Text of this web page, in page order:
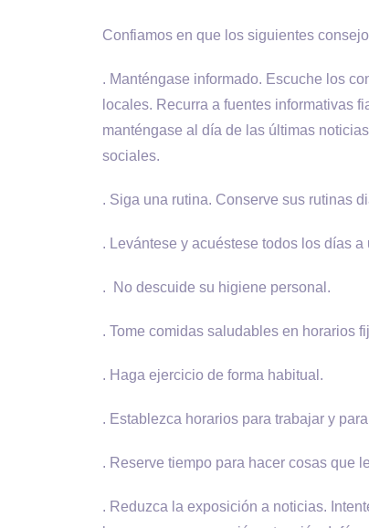
Confiamos en que los siguientes
. Manténgase informado. Escuche los
locales. Recurra a fuentes informativas
manténgase al día de las últimas
sociales.
. Siga una rutina. Conserve sus rutinas
. Levántese y acuéstese todos los días a
. No descuide su higiene personal.
. Tome comidas saludables en horarios
. Haga ejercicio de forma habitual.
. Establezca horarios para trabajar y
. Reserve tiempo para hacer cosas que
. Reduzca la exposición a noticias.